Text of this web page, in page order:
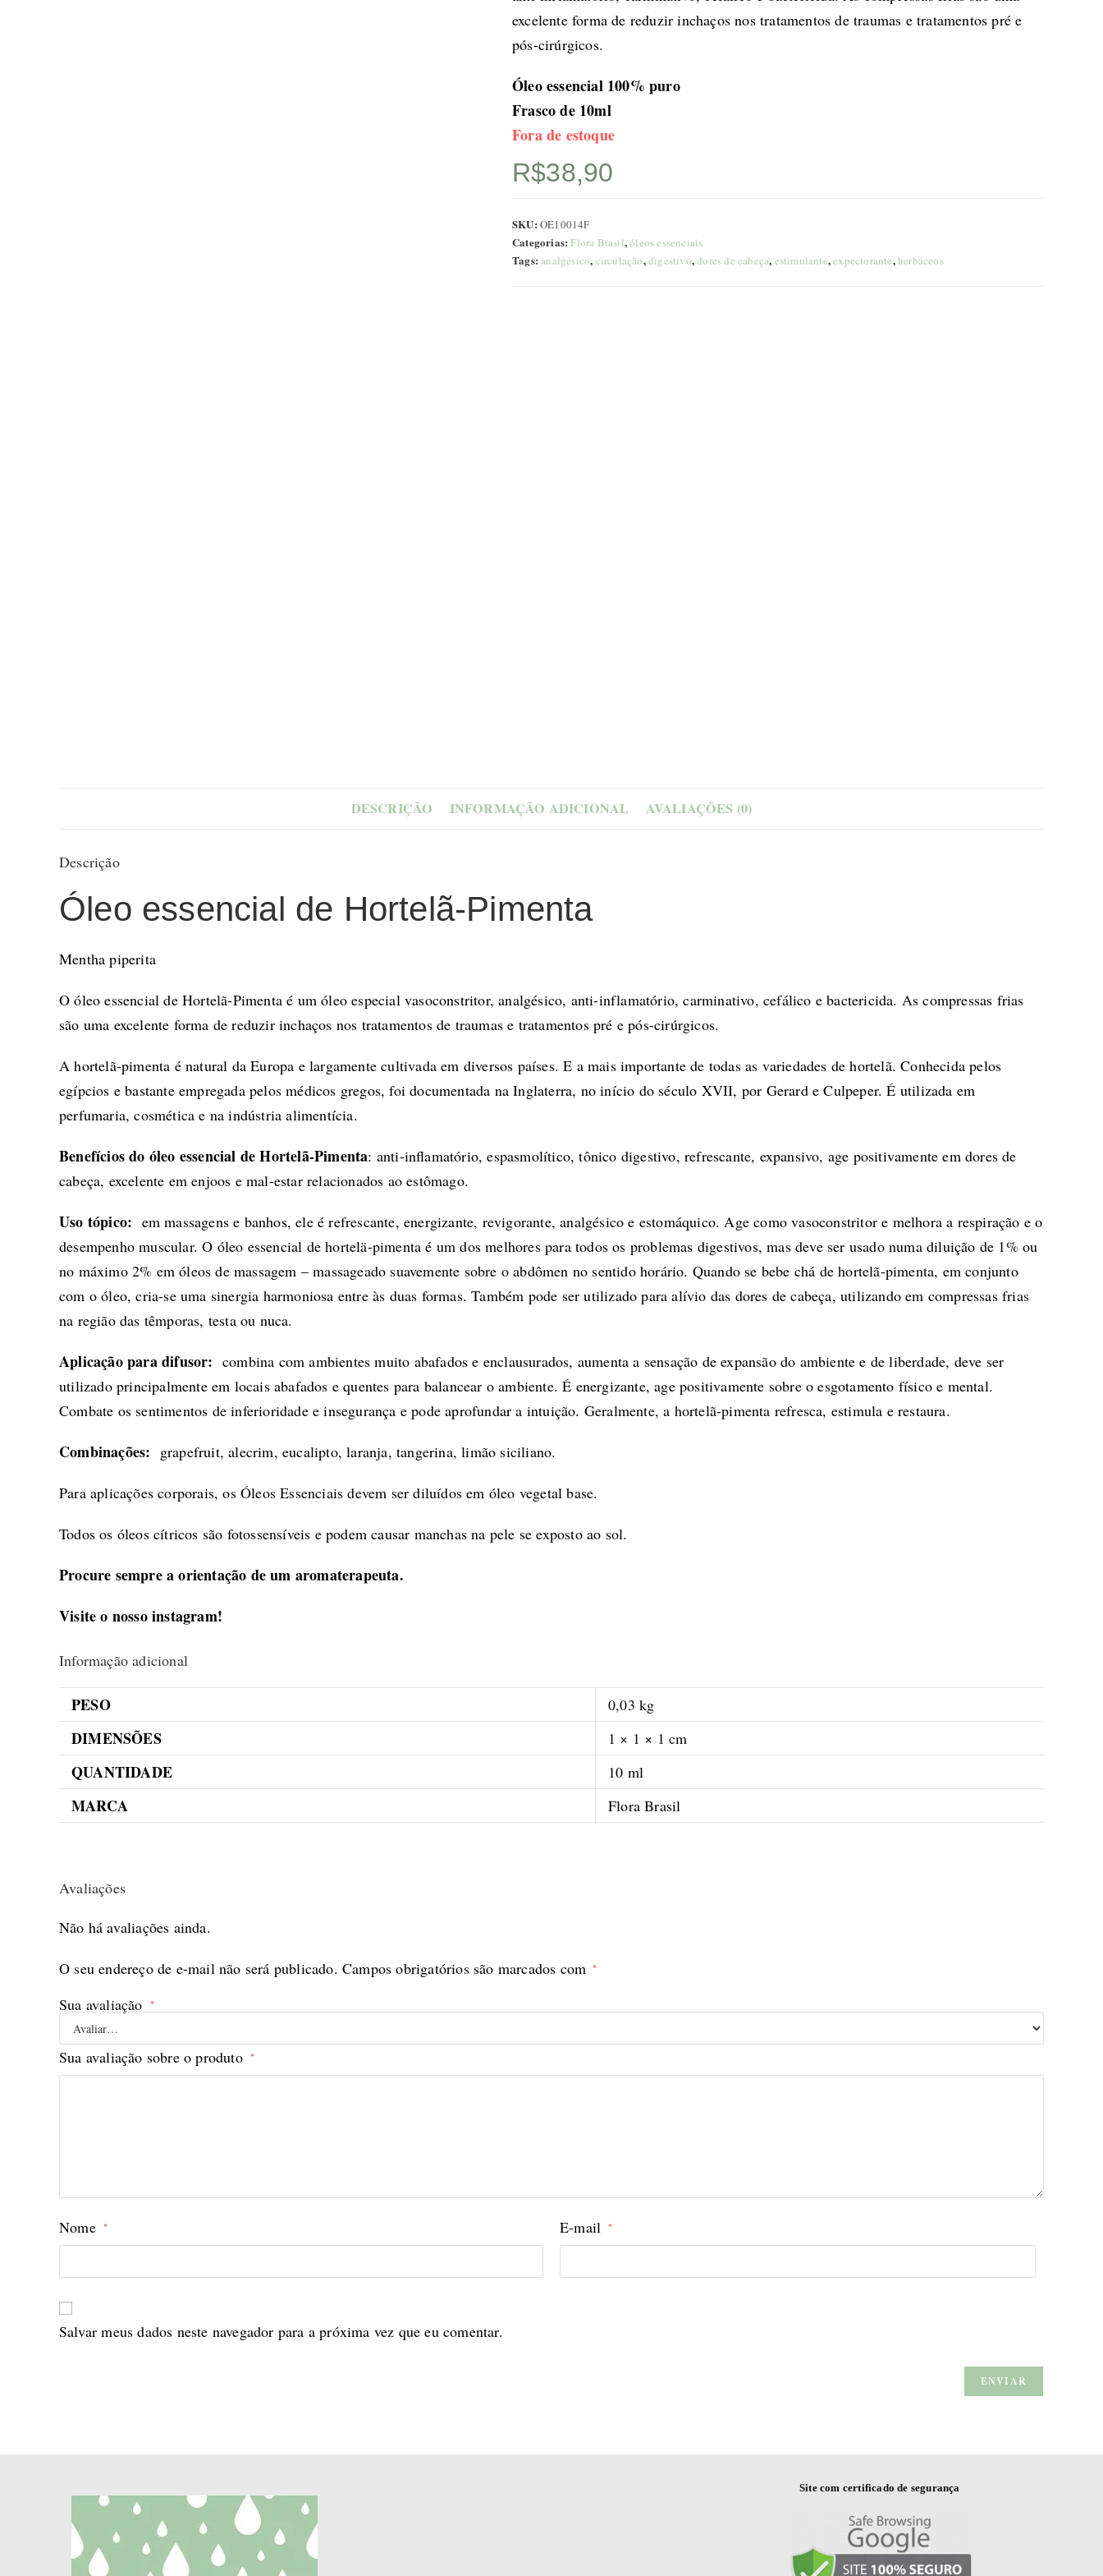
excelente forma de reduzir inchaços nos tratamentos de traumas e tratamentos pré e
pós-cirúrgicos.
Óleo essencial 100% puro
Frasco de 10ml
Fora de estoque
R$38,90
SKU: OE10014F
Categorias:Flora Brasil,óleos essenciais
Tags:analgésico, circulação,digestivo,dores de cabeça, estimulante,expectorante,herbáceos
DESCRIÇÃO INFORMAÇÃO ADICIONAL AVALIAÇÕES (0)
Descrição
Óleo essencial de Hortelã-Pimenta
Mentha piperita
O óleo essencial de Hortelã-Pimenta é um óleo especial vasoconstritor, analgésico, anti-inflamatório, carminativo, cefálico e bactericida. As compressas frias
são uma excelente forma de reduzir inchaços nos tratamentos de traumas e tratamentos pré e pós-cirúrgicos.
A hortelã-pimenta é natural da Europa e largamente cultivada em diversos países. E a mais importante de todas as variedades de hortelã. Conhecida pelos
egípcios e bastante empregada pelos médicos gregos, foi documentada na Inglaterra, no início do século XVII, por Gerard e Culpeper. É utilizada em
perfumaria, cosmética e na indústria alimentícia.
Benefícios do óleo essencial de Hortelã-Pimenta: anti-inﬂamatório, espasmolítico, tônico digestivo, refrescante, expansivo, age positivamente em dores de
cabeça, excelente em enjoos e mal-estar relacionados ao estômago.
Uso tópico: em massagens e banhos, ele é refrescante, energizante, revigorante, analgésico e estomáquico. Age como vasoconstritor e melhora a respiração e o
desempenho muscular. O óleo essencial de hortelä-pimenta é um dos melhores para todos os problemas digestivos, mas deve ser usado numa diluição de 1% ou
no máximo 2% em óleos de massagem – massageado suavemente sobre o abdômen no sentido horário. Quando se bebe chá de hortelã-pimenta, em conjunto
com o óleo, cria-se uma sinergia harmoniosa entre às duas formas. Também pode ser utilizado para alívio das dores de cabeça, utilizando em compressas frias
na região das têmporas, testa ou nuca.
Aplicação para difusor: combina com ambientes muito abafados e enclausurados, aumenta a sensação de expansão do ambiente e de liberdade, deve ser
utilizado principalmente em locais abafados e quentes para balancear o ambiente. É energizante, age positivamente sobre o esgotamento físico e mental.
Combate os sentimentos de inferioridade e insegurança e pode aprofundar a intuição. Geralmente, a hortelã-pimenta refresca, estimula e restaura.
Combinações: grapefruit,alecrim,eucalipto,laranja,tangerina, limão siciliano.
Para aplicações corporais, os Óleos Essenciais devem ser diluídos em óleo vegetal base.
Todos os óleos cítricos são fotossensíveis e podem causar manchas na pele se exposto ao sol.
Procure sempre a orientação de um aromaterapeuta.
Visite o nossoinstagram!
Informação adicional
PESO 0,03 kg
DIMENSÕES 1 × 1 × 1 cm
QUANTIDADE 10 ml
MARCA Flora Brasil
Avaliações
Não há avaliações ainda.
O seu endereço de e-mail não será publicado. Campos obrigatórios são marcados com *
Sua avaliação *
Sua avaliação sobre o produto *
Nome * E-mail *
Salvar meus dados neste navegador para a próxima vez que eu comentar.
Site com certificado de segurança